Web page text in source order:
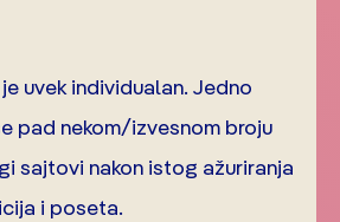
uvek individualan. Jedno
pad nekom/izvesnom broju
sajtovi nakon istog ažuriranja
i poseta.